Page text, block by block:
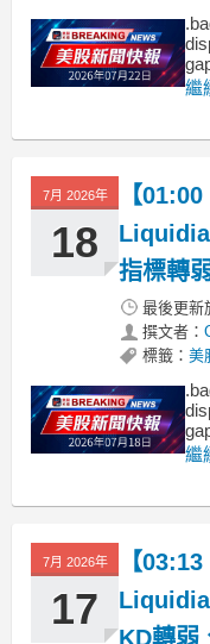
繼
7月 2026年
18
【
指標轉
最後更新
撰文者：
標籤： 美
繼
7月 2026年
17
【
KD轉弱